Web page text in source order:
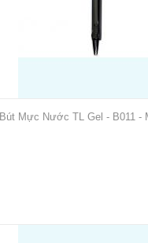
Bút Mực Nước TL Gel - B011 -